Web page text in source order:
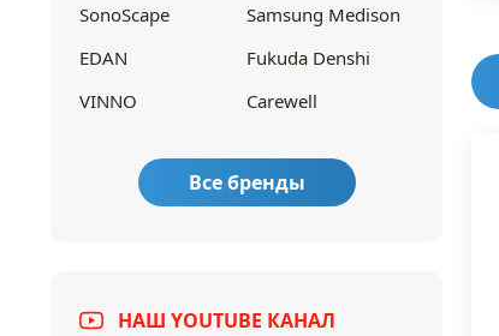
SonoScape
Samsung Medison
EDAN
Fukuda Denshi
VINNO
Carewell
Все бренды
НАШ YOUTUBE КАНАЛ